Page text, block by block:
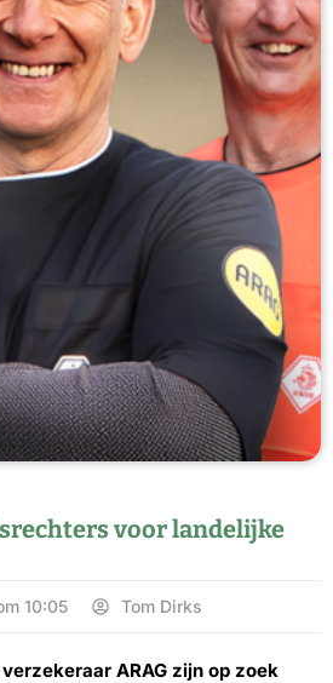
voor landelijke
10:05 Tom Dirks
ARAG zijn op zoek